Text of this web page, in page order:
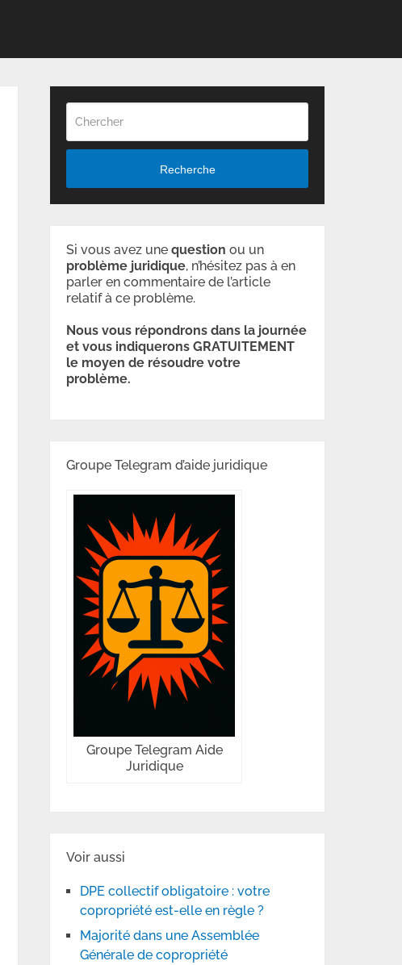
Recherche
Si vous avez unequestion ou un
problème juridique, n’hésitez pas à en
parler en commentaire de l’article
relatif à ce problème.
Nous vous répondrons dans la journée
et vous indiquerons GRATUITEMENT
le moyen de résoudre votre
problème.
Groupe Telegram d’aide juridique
Groupe Telegram Aide
Juridique
Voir aussi
DPE collectif obligatoire : votre
copropriété est-elle en règle ?
Majorité dans une Assemblée
Générale de copropriété